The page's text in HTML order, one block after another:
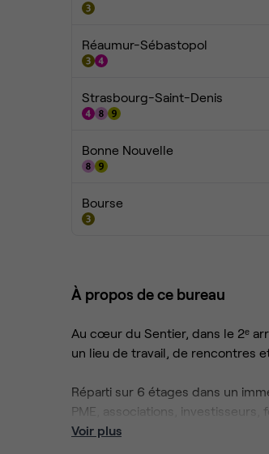
Réaumur-Sébastopol
Strasbourg-Saint-Denis
Bonne Nouvelle
Bourse
À propos de ce bureau
Au cœur du Sentier, dans le 2ᵉ
un lieu de travail, de rencontres
Réparti sur 6 étages dans un
PME, associations,
Nous proposons des bureaux
Voir plus